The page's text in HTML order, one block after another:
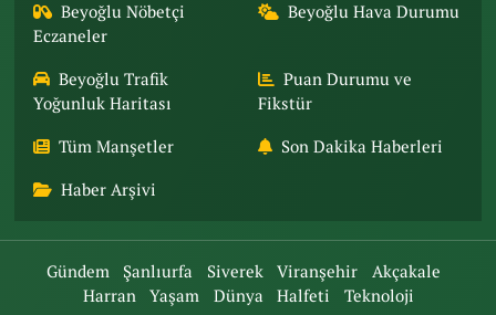
Beyoğlu Nöbetçi
Eczaneler
Beyoğlu Hava Durumu
Beyoğlu Trafik
Yoğunluk Haritası
Puan Durumu ve
Fikstür
Tüm Manşetler Son Dakika Haberleri
Haber Arşivi
Gündem Şanlıurfa Siverek Viranşehir
Akçakale
Harran
Yaşam Dünya Halfeti Teknoloji